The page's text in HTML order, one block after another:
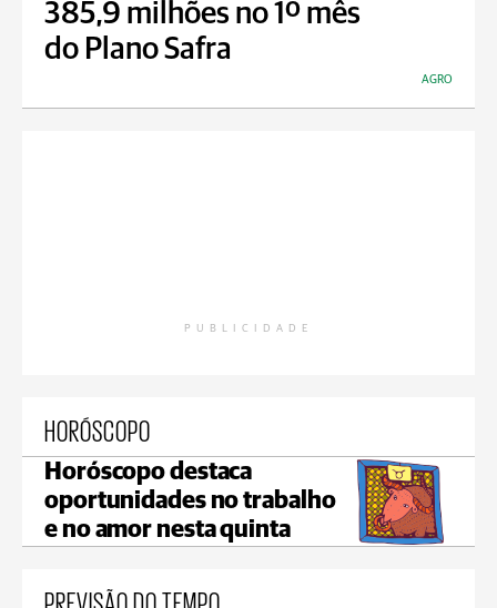
385,9 milhões no 1º mês
do Plano Safra
AGRO
PUBLICIDADE
HORÓSCOPO
Horóscopo destaca
oportunidades no trabalho
e no amor nesta quinta
PREVISÃO DO TEMPO